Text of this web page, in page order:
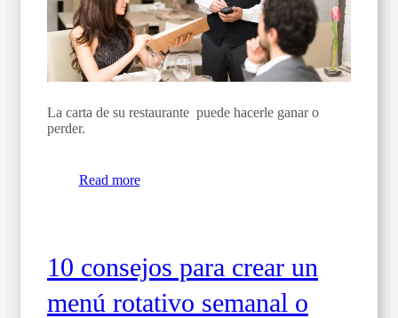
La carta de su restaurante puede hacerle ganar o
perder.
Read more
10 consejos para crear un
menú rotativo semanal o